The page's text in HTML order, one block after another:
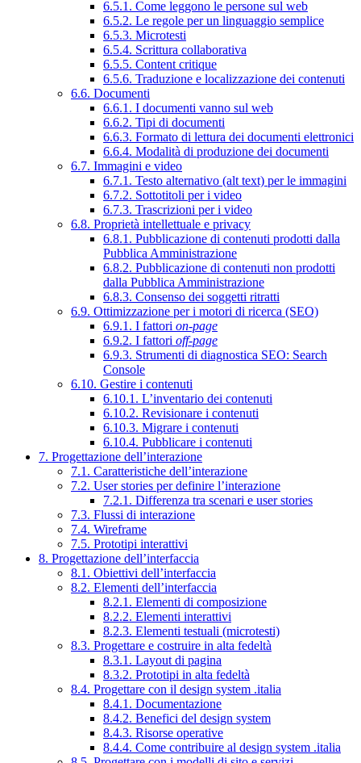
6.5.1. Come leggono le persone sul web
6.5.2. Le regole per un linguaggio semplice
6.5.3. Microtesti
6.5.4. Scrittura collaborativa
6.5.5. Content critique
6.5.6. Traduzione e localizzazione dei contenuti
6.6. Documenti
6.6.1. I documenti vanno sul web
6.6.2. Tipi di documenti
6.6.3. Formato di lettura dei documenti elettronici
6.6.4. Modalità di produzione dei documenti
6.7. Immagini e video
6.7.1. Testo alternativo (alt text) per le immagini
6.7.2. Sottotitoli per i video
6.7.3. Trascrizioni per i video
6.8. Proprietà intellettuale e privacy
6.8.1. Pubblicazione di contenuti prodotti dalla
Pubblica Amministrazione
6.8.2. Pubblicazione di contenuti non prodotti
dalla Pubblica Amministrazione
6.8.3. Consenso dei soggetti ritratti
6.9. Ottimizzazione per i motori di ricerca (SEO)
6.9.1. I fattori on-page
6.9.2. I fattori off-page
6.9.3. Strumenti di diagnostica SEO: Search
Console
6.10. Gestire i contenuti
6.10.1. L’inventario dei contenuti
6.10.2. Revisionare i contenuti
6.10.3. Migrare i contenuti
6.10.4. Pubblicare i contenuti
7. Progettazione dell’interazione
7.1. Caratteristiche dell’interazione
7.2. User stories per definire l’interazione
7.2.1. Differenza tra scenari e user stories
7.3. Flussi di interazione
7.4. Wireframe
7.5. Prototipi interattivi
8. Progettazione dell’interfaccia
8.1. Obiettivi dell’interfaccia
8.2. Elementi dell’interfaccia
8.2.1. Elementi di composizione
8.2.2. Elementi interattivi
8.2.3. Elementi testuali (microtesti)
8.3. Progettare e costruire in alta fedeltà
8.3.1. Layout di pagina
8.3.2. Prototipi in alta fedeltà
8.4. Progettare con il design system .italia
8.4.1. Documentazione
8.4.2. Benefici del design system
8.4.3. Risorse operative
8.4.4. Come contribuire al design system .italia